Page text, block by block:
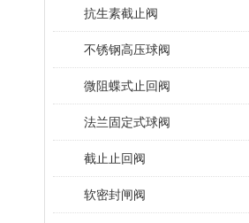
抗生素截止阀
不锈钢高压球阀
微阻蝶式止回阀
法兰固定式球阀
截止止回阀
软密封闸阀